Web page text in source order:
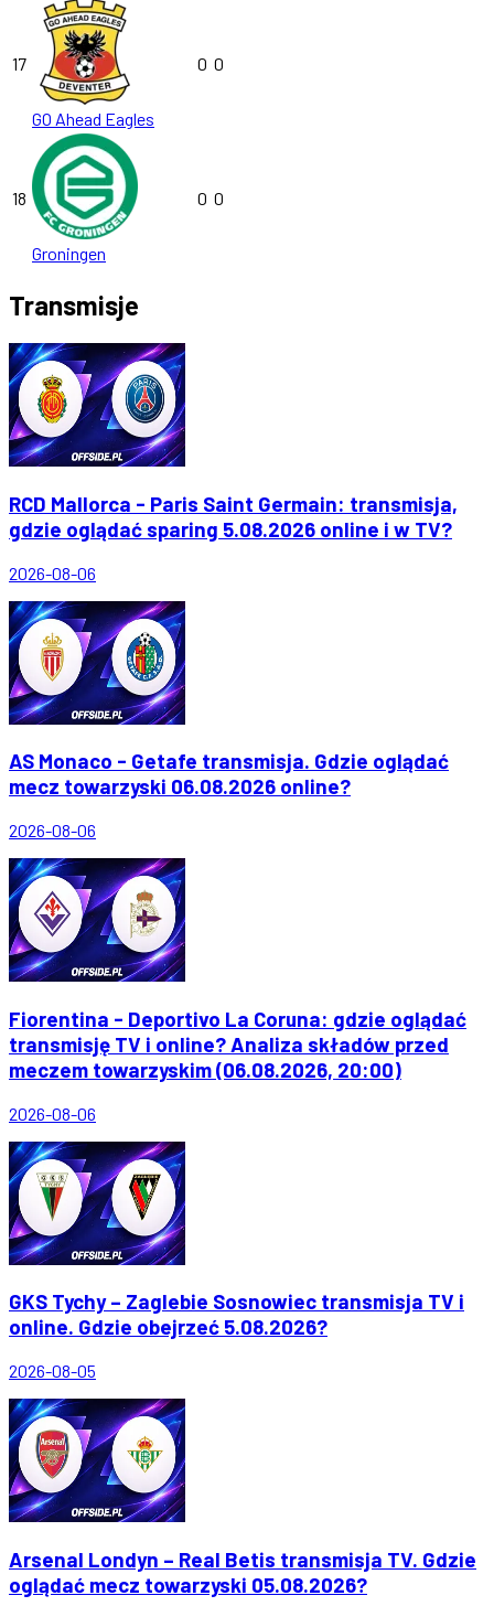
17
GO Ahead Eagles
0 0
18
Groningen
0 0
Transmisje
RCD Mallorca - Paris Saint Germain: transmisja,
gdzie oglądać sparing 5.08.2026 online i w TV?
2026-08-06
AS Monaco - Getafe transmisja. Gdzie oglądać
mecz towarzyski 06.08.2026 online?
2026-08-06
Fiorentina - Deportivo La Coruna: gdzie oglądać
transmisję TV i online? Analiza składów przed
meczem towarzyskim (06.08.2026, 20:00)
2026-08-06
GKS Tychy – Zaglebie Sosnowiec transmisja TV i
online. Gdzie obejrzeć 5.08.2026?
2026-08-05
Arsenal Londyn – Real Betis transmisja TV. Gdzie
oglądać mecz towarzyski 05.08.2026?